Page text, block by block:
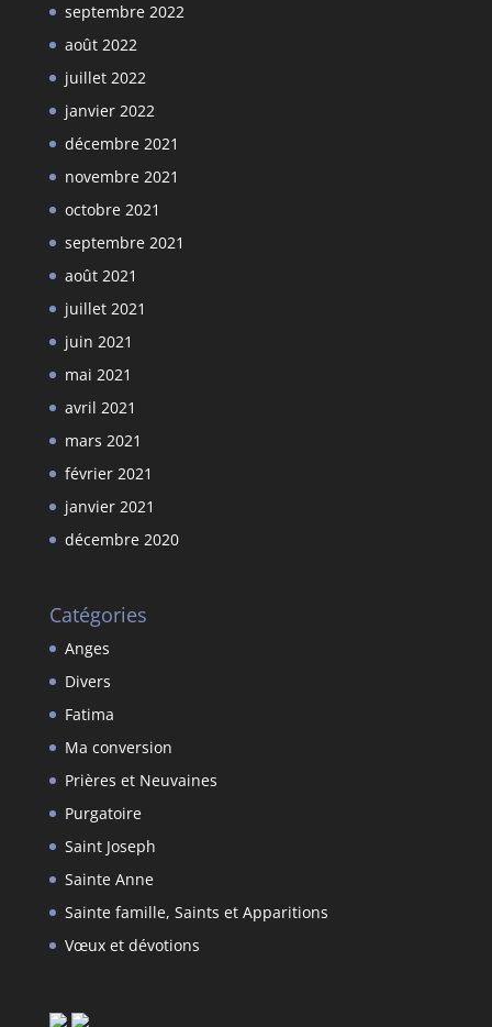
septembre 2022
août 2022
juillet 2022
janvier 2022
décembre 2021
novembre 2021
octobre 2021
septembre 2021
août 2021
juillet 2021
juin 2021
mai 2021
avril 2021
mars 2021
février 2021
janvier 2021
décembre 2020
Catégories
Anges
Divers
Fatima
Ma conversion
Prières et Neuvaines
Purgatoire
Saint Joseph
Sainte Anne
Sainte famille, Saints et Apparitions
Vœux et dévotions